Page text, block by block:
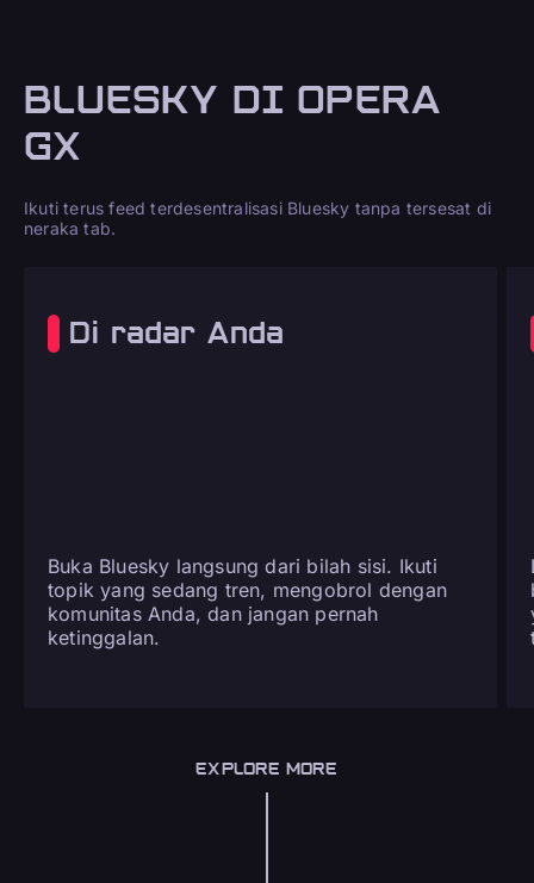
BLUESKY DI OPERA
GX
Ikuti terus feed terdesentralisasi Bluesky tanpa tersesat di
neraka tab.
Di radar Anda
Buka Bluesky langsung dari bilah sisi. Ikuti
topik yang sedang tren, mengobrol dengan
komunitas Anda, dan jangan pernah
ketinggalan.
EXPLORE MORE